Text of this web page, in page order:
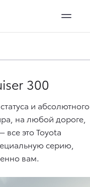
300
и абсолютного
на любой дороге,
все это Toyota
серию,
вам.